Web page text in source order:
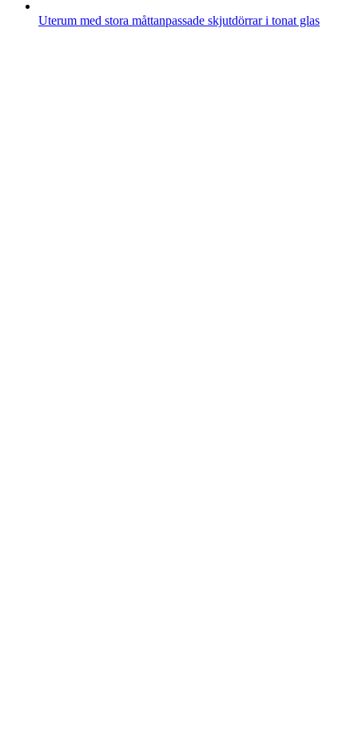
Uterum med stora måttanpassade skjutdörrar i tonat glas